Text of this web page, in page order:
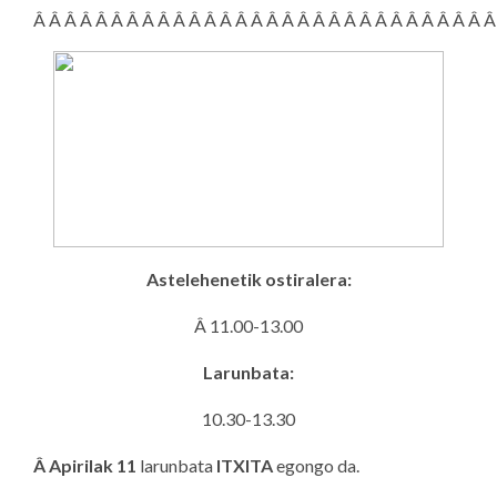
Â Â Â Â Â Â Â Â Â Â Â Â Â Â Â Â Â Â Â Â Â Â Â Â Â Â Â Â Â
Astelehenetik ostiralera:
Â 11.00-13.00
Larunbata:
10.30-13.30
Â Apirilak 11 larunbata ITXITAegongo da.